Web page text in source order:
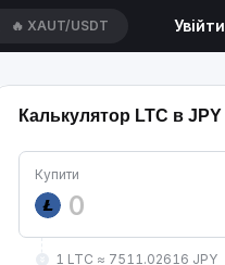
🔥 XAUT/USDT Увійти
Калькулятор LTC в JPY
Купити
1 LTC ≈ 7511.02616 JPY